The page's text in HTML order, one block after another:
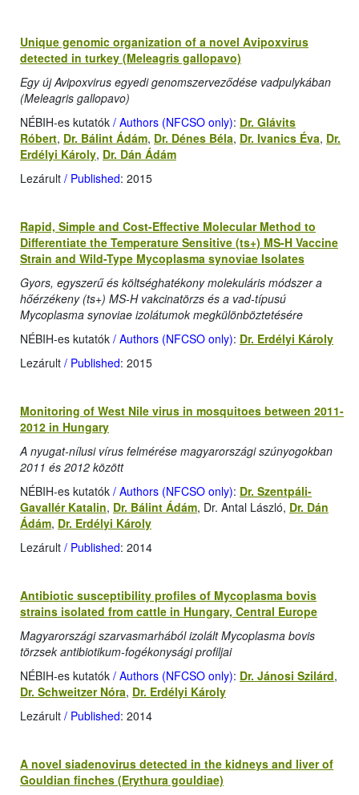
Unique genomic organization of a novel Avipoxvirus
detected in turkey (Meleagris gallopavo)
Egy új Avipoxvirus egyedi genomszerveződése vadpulykában
(Meleagris gallopavo)
NÉBIH-es kutatók / Authors (NFCSO only): Dr. Glávits
Róbert, Dr. Bálint Ádám, Dr. Dénes Béla, Dr. Ivanics Éva, Dr.
Erdélyi Károly, Dr. Dán Ádám
Lezárult / Published: 2015
Rapid, Simple and Cost-Effective Molecular Method to
Differentiate the Temperature Sensitive (ts+) MS-H Vaccine
Strain and Wild-Type Mycoplasma synoviae Isolates
Gyors, egyszerű és költséghatékony molekuláris módszer a
hőérzékeny (ts+) MS-H vakcinatörzs és a vad-típusú
Mycoplasma synoviae izolátumok megkülönböztetésére
NÉBIH-es kutatók / Authors (NFCSO only): Dr. Erdélyi Károly
Lezárult / Published: 2015
Monitoring of West Nile virus in mosquitoes between 2011-
2012 in Hungary
A nyugat-nílusi vírus felmérése magyarországi szúnyogokban
2011 és 2012 között
NÉBIH-es kutatók / Authors (NFCSO only): Dr. Szentpáli-
Gavallér Katalin, Dr. Bálint Ádám, Dr. Antal László, Dr. Dán
Ádám, Dr. Erdélyi Károly
Lezárult / Published: 2014
Antibiotic susceptibility profiles of Mycoplasma bovis
strains isolated from cattle in Hungary, Central Europe
Magyarországi szarvasmarhából izolált Mycoplasma bovis
törzsek antibiotikum-fogékonysági profiljai
NÉBIH-es kutatók / Authors (NFCSO only): Dr. Jánosi Szilárd,
Dr. Schweitzer Nóra, Dr. Erdélyi Károly
Lezárult / Published: 2014
A novel siadenovirus detected in the kidneys and liver of
Gouldian finches (Erythura gouldiae)